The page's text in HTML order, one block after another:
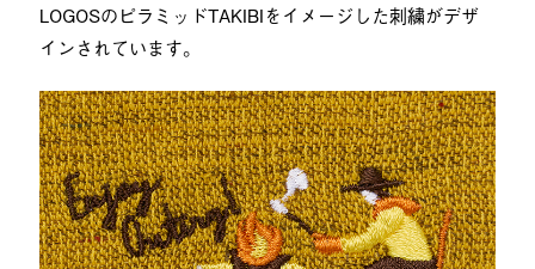
LOGOSのピラミッドTAKIBIをイメージした刺繍がデザ
インされています。